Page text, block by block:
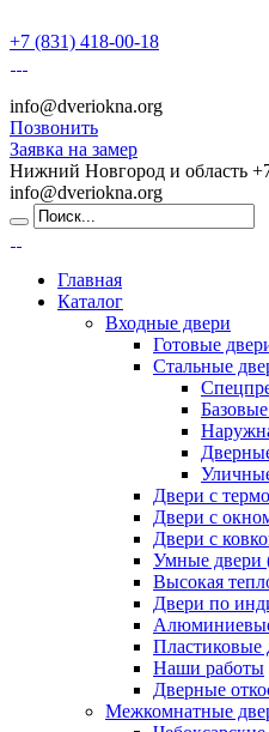
+7 (831) 418-00-18
info@dveriokna.org
Позвонить
Заявка на замер
Нижний Новгород и область
info@dveriokna.org
Главная
Каталог
Входные двери
Готовые
Стальные
Двери с
Двери с
Двери с
Умные двери
Высокая
Двери по
Пластиковые
Наши работы
Дверные
Межкомнатные